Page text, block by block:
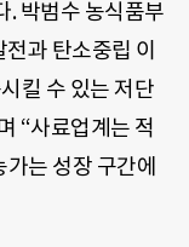
. 박범수 농식품부
과 탄소중립 이
킬 수 있는 저단
“사료업계는 적
는 성장 구간에